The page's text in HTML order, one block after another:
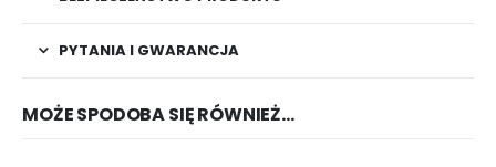
PYTANIA I GWARANCJA
MOŻE SPODOBA SIĘ RÓWNIEŻ…